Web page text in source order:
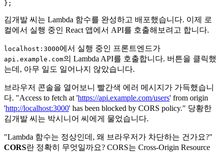
김개발 씨는 Lambda 함수를 완성하고 배포했습니다. 이제 로
컬에서 실행 중인 React 앱에서 API를 호출해보려고 합니다.
localhost:3000에서 실행 중인 프론트엔드가
api.example.com의 Lambda API를 호출합니다. 버튼을 클릭했
는데, 아무 일도 일어나지 않았습니다.
브라우저 콘솔을 열어보니 빨간색 에러 메시지가 가득했습니
다. "Access to fetch at 'https://api.example.com/users' from origin
'http://localhost:3000' has been blocked by CORS policy." 당황한
김개발 씨는 박시니어 씨에게 물었습니다.
"Lambda 함수는 정상인데, 왜 브라우저가 차단하는 건가요?"
CORS란 정확히 무엇일까요? CORS는 Cross-Origin Resource